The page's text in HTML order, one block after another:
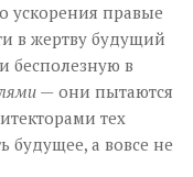
ускорения правые
в жертву будущий
бесполезную в
— они пытаются
тех
будущее, а вовсе не